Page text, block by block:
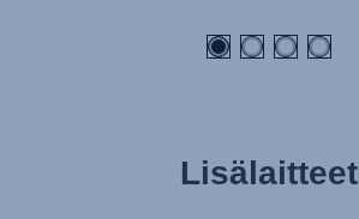
Lisälaitteet